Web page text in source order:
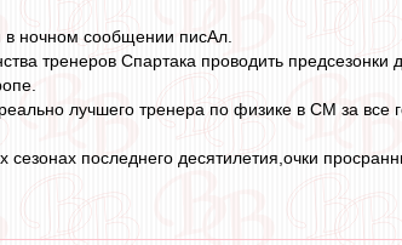
в ночном сообщении писАл.
тренеров Спартака проводить
лучшего тренера по физике в СМ за
последнего десятилетия,очки